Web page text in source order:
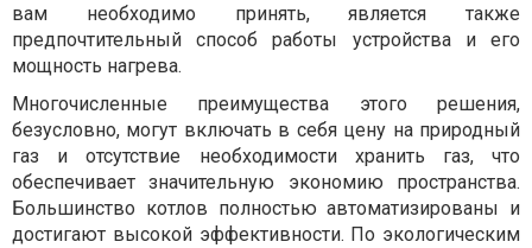
вам необходимо принять, является также
предпочтительный способ работы устройства и его
мощность нагрева.
Многочисленные преимущества этого решения,
безусловно, могут включать в себя цену на природный
газ и отсутствие необходимости хранить газ, что
обеспечивает значительную экономию пространства.
Большинство котлов полностью автоматизированы и
достигают высокой эффективности. По экологическим